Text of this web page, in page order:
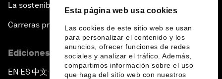
Esta página web usa cookies
Las cookies de este sitio web se usan
para personalizar el contenido y los
anuncios, ofrecer funciones de redes
sociales y analizar el tráfico. Además,
compartimos información sobre el uso
que haga del sitio web con nuestros
La sostenibilidad en el Foro
Carreras profesionales
Ediciones en otros idiomas
EN ▪ES▪中文▪ 日本語